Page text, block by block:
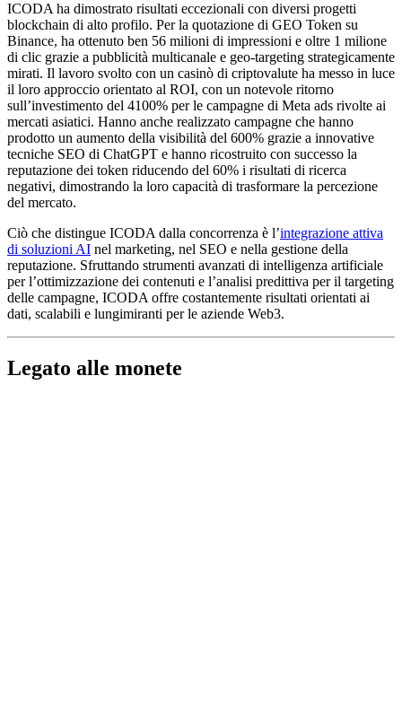
ICODA ha dimostrato risultati eccezionali con diversi progetti
blockchain di alto profilo. Per la quotazione di GEO Token su
Binance, ha ottenuto ben 56 milioni di impressioni e oltre 1 milione
di clic grazie a pubblicità multicanale e geo-targeting strategicamente
mirati. Il lavoro svolto con un casinò di criptovalute ha messo in luce
il loro approccio orientato al ROI, con un notevole ritorno
sull’investimento del 4100% per le campagne di Meta ads rivolte ai
mercati asiatici. Hanno anche realizzato campagne che hanno
prodotto un aumento della visibilità del 600% grazie a innovative
tecniche SEO di ChatGPT e hanno ricostruito con successo la
reputazione dei token riducendo del 60% i risultati di ricerca
negativi, dimostrando la loro capacità di trasformare la percezione
del mercato.
Ciò che distingue ICODA dalla concorrenza è l’integrazione attiva
di soluzioni AI nel marketing, nel SEO e nella gestione della
reputazione. Sfruttando strumenti avanzati di intelligenza artificiale
per l’ottimizzazione dei contenuti e l’analisi predittiva per il targeting
delle campagne, ICODA offre costantemente risultati orientati ai
dati, scalabili e lungimiranti per le aziende Web3.
Legato alle monete